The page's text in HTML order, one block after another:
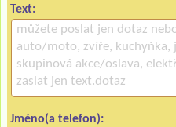
Text:
Jméno(a telefon):